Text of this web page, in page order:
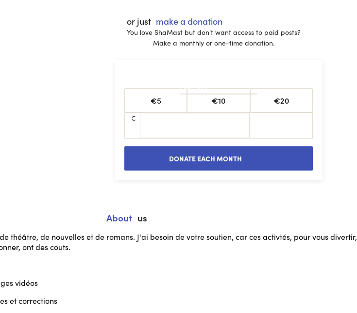
or just make a donation
You love ShaMast but don't want access to paid posts?
Make a monthly or one-time donation.
One-time
€5 €10 €20
€
DONATE EACH MONTH
About us
théâtre, de nouvelles et de romans. J'ai besoin de votre soutien, car ces activtés, pour vous divertir,
ont des couts.
vidéos
et corrections